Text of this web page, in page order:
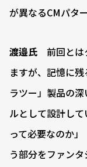
が異なるCMパタ
渡邉氏 前回とは
ますが、記憶に
ラツー」製品の
ルとして設計し
って必要なのか
う部分をファン